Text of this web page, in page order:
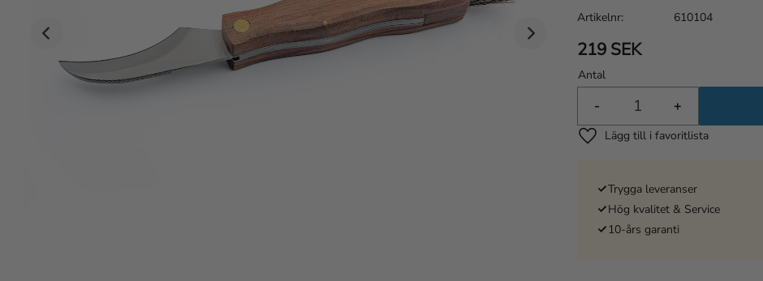
219SEK
Antal
+
-
Lägg till i favoriter
Artikelnr 610104
Trygga leveranser
Hög kvalitet & Service
10-års garanti